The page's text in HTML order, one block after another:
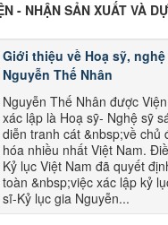
- NHẬN SẢN XUẤT VÀ
Giới thiệu về Hoạ sỹ,
Nguyễn Thế Nhân
Nguyễn Thế Nhân được
xác lập là Hoạ sỹ- Nghệ sỹ
diễn tranh cát &nbsp;về chủ
hóa nhiều nhất Việt Nam.
Kỷ lục Việt Nam đã quyết
toàn &nbsp;việc xác lập kỷ
sĩ-Kỷ lục gia Nguyễn...